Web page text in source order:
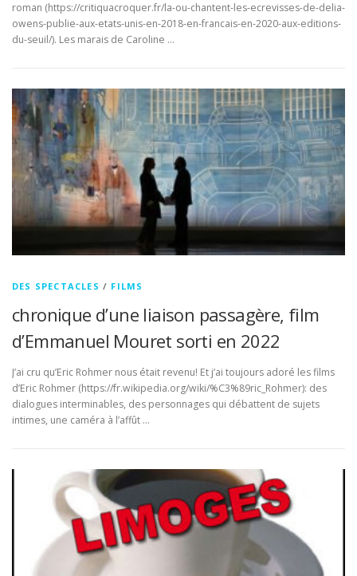
roman (https://critiquacroquer.fr/la-ou-chantent-les-ecrevisses-de-delia-
owens-publie-aux-etats-unis-en-2018-en-francais-en-2020-aux-editions-
du-seuil/). Les marais de Caroline …
DES SPECTACLES / FILMS
chronique d’une liaison passagère, film
d’Emmanuel Mouret sorti en 2022
J’ai cru qu’Eric Rohmer nous était revenu! Et j’ai toujours adoré les films
d’Eric Rohmer (https://fr.wikipedia.org/wiki/%C3%89ric_Rohmer): des
dialogues interminables, des personnages qui débattent de sujets
intimes, une caméra à l’affût …